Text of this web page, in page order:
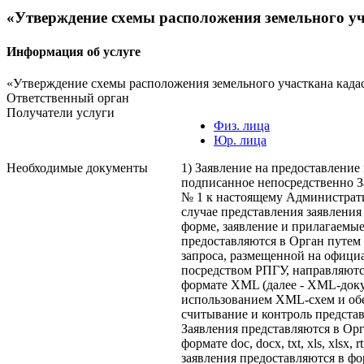
«Утверждение схемы расположения земельного
Информация об услуге
«Утверждение схемы расположения земельного участкана
Ответственный орган
Получатели услуги
Физ. лица
Юр. лица
Необходимые документы
1) Заявление на предоставление муниципальной услуги, подписанное непосредственно Заявителем (Приложение № 1 к настоящему Административному регламенту); В случае представления заявления в Орган в электронной форме, заявление и прилагаемые к ним документы предоставляются в Орган путем заполнения формы запроса, размещенной на официальном сайте Органа, посредством РПГУ, направляются в виде файлов в формате XML (далее - XML-документ), созданных с использованием XML-схем и обеспечивающих считывание и контроль представленных данных. Заявления представляются в Орган в виде файлов в формате doc, docx, txt, xls, xlsx, rtf, если указанные заявления предоставляются в форме электронного документа посредством электронной почты. 2) Документ, удостоверяющий личность Заявителя (представителя заявителя); 3) Документ, подтверждающий полномочия представителя Заявителя, уполномоченного на подачу документов и получение результата оказания муниципальной услуги (в случае обращения представителя заявителя); 4) Документ, подтверждающий полномочия юридического лица; 5) Согласие заявителей на обработку персональных данных; 6) Схема расположения земельного участка или земельных участков на кадастровом плане территории. Схемой расположения земельного участка определяются проектируемые местоположение границ и площадь земельного участка или земельных участков, которые предполагается образовать и (или) изменить. Схема расположения земельного участка подготавливается на основе сведений государственного кадастра недвижимости об определенной территории (кадастрового плана территории). При подготовке схемы расположения земельного участка учитываются материалы и сведения: утвержденных документов территориального планирования; правил землепользования и застройки; проектов планировки территории; землеустроительной документации; положения об особо охраняемой природной территории; о зонах с особыми условиями использования территории; о земельных участках общего пользования и территориях общего пользования, красных линиях; о местоположении границ земельных участков, о местоположении зданий, сооружений (в том числе размещение которых предусмотрено государственными программами Российской Федерации, государственными программами, адресными инвестиционными программами), объектов незавершенного строительства. Подготовка схемы расположения земельного участка в форме электронного документа может осуществляться с использованием официального сайта федерального органа исполнительной власти, уполномоченного в области государственного кадастрового учета недвижимого имущества и ведения государственного кадастра недвижимости, в информационно-телекоммуникационной сети «Интернет» (далее – официальный сайт Росреестра) или с использованием иных технологических и программных средств. В случае если подготовку схемы расположения земельного участка обеспечивает гражданин в целях образования земельного участка для его предоставления такому гражданину без проведения торгов, подготовка данной схемы может осуществляться по выбору указанного гражданина в форме электронного документа или в форме документа на бумажном носителе. Содержание схемы расположения земельного участка в форме электронного документа должно соответствовать содержанию схемы расположения земельного участка в форме документа на бумажном носителе. В целях направления решения (соглашения) об утверждении схемы расположения земельного участка и схемы расположения земельного участка в Росреестр, в соответствии с пунктом 20 статьи 11.10 Земельного кодекса для отображения сведений на кадастровых картах, предназначенных для использования неограниченным кругом лиц, схема расположения земельного участка изготавливается в форме электронного документа, в котором местоположение границ земельного участка или земельных участков, которые предполагается образовать и (или) изменить, должно соответствовать местоположению границ земельного участка или земельных участков, указанному в схеме расположения земельного участка, подготовленной в форме документа на бумажном носителе, за исключением случаев, установленных Земельным кодексом. В схеме расположения земельного участка приводятся: условный номер каждого земельного участка, образуемого в соответствии со схемой расположения земельного участка (в случае, если предусматривается образование двух и более земельных участков); проектная площадь каждого земельного участка, образуемого в соответствии со схемой расположения земельного участка; список координат характерных точек границы каждого образуемого в соответствии со схемой расположения земельного участка в системе координат, применяемой при ведении государственного кадастра недвижимости; изображение границ образуемого земельного участка или образуемых земельных участков, изображение границ учтенных земельных участков, в том числе исходных земельных участков, надписи (включая кадастровые номера земельных участков, условные номера образуемых участков, кадастровый номер кадастрового квартала, систему координат), условные обозначения, примененные при подготовке изображения (далее - графическая информация); сведения об утверждении схемы расположения земельного участка: в случае утверждения схемы расположения земельного участка решением уполномоченного органа указываются наименование вида документа об утверждении схемы расположения земельного участка (приказ, постановление, решение и тому подобное), наименование уполномоченного органа, дата, номер документа об утверждении схемы расположения земельного участка; в случае утверждения схемы соглашением между уполномоченными органами указываются наименование вида